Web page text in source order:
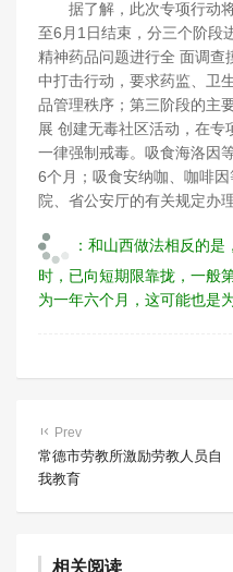
据了解，此次专项行动将
至6月1日结束，分三个阶段
精神药品问题进行全 面调查
中打击行动，要求药监、卫
品管理秩序；第三阶段的主
展 创建无毒社区活动，在
一律强制戒毒。吸食海洛因
6个月；吸食安纳咖、咖啡
院、省公安厅的有关规定办
：和山西做法相反的
时，已向短期限靠拢，一般
为一年六个月，这可能也是
Prev
常德市劳教所激励劳教人员自
我教育
相关阅读